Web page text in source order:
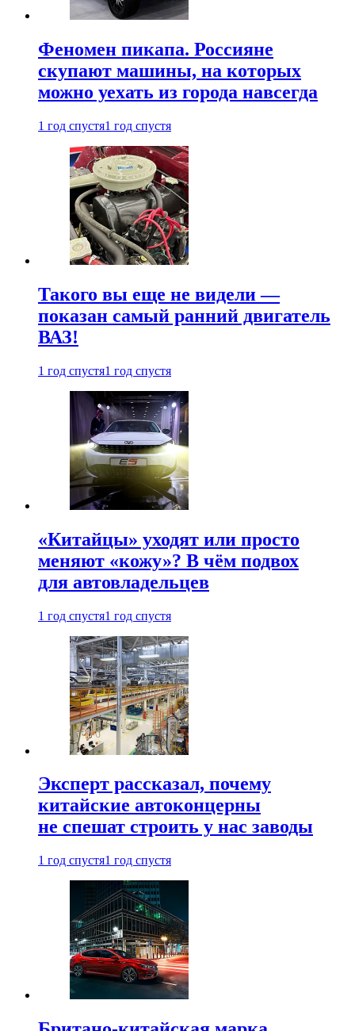
Феномен пикапа. Россияне
скупают машины, на которых
можно уехать из города навсегда
1 год спустя1 год спустя
Такого вы еще не видели —
показан самый ранний двигатель
ВАЗ!
1 год спустя1 год спустя
«Китайцы» уходят или просто
меняют «кожу»? В чём подвох
для автовладельцев
1 год спустя1 год спустя
Эксперт рассказал, почему
китайские автоконцерны
не спешат строить у нас заводы
1 год спустя1 год спустя